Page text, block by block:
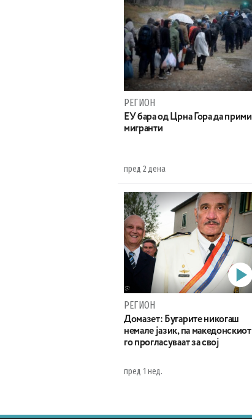
РЕГИОН
EУ бара од Црна Гора да прими
мигранти
пред 2 дена
РЕГИОН
Домазет: Бугарите никогаш
немале јазик, па македонскиот
го прогласуваат за свој
пред 1 нед.